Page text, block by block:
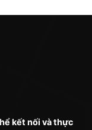
kết nối và thực